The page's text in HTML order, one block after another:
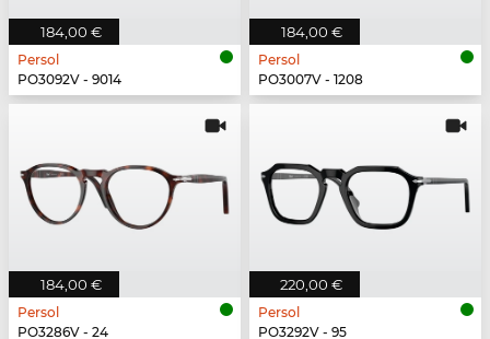
184,00 €
Persol
PO3092V - 9014
184,00 €
Persol
PO3007V - 1208
184,00 €
Persol
PO3286V - 24
220,00 €
Persol
PO3292V - 95